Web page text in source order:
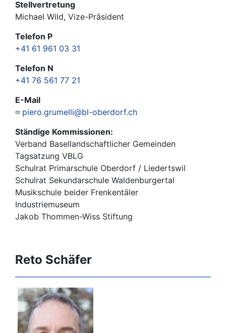
Stellvertretung
Michael Wild, Vize-Präsident
Telefon P
+41 61 961 03 31
Telefon N
+41 76 561 77 21
E-Mail
piero.grumelli@bl-oberdorf.ch
Ständige Kommissionen:
Verband Basellandschaftlicher Gemeinden
Tagsatzung VBLG
Schulrat Primarschule Oberdorf / Liedertswil
Schulrat Sekundarschule Waldenburgertal
Musikschule beider Frenkentäler
Industriemuseum
Jakob Thommen-Wiss Stiftung
Reto Schäfer